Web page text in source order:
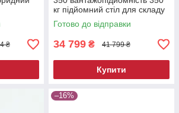
₴
кг підйомний стіл для складу
та СТО
Готово до відправки
34 799 ₴ 41 799 ₴
Купити
–16%